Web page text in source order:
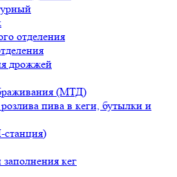
отделения
дрожжей
(МТД)
пива в кеги, бутылки и
кег